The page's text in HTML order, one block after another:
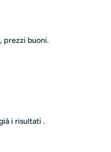
prezzi buoni.
i risultati .